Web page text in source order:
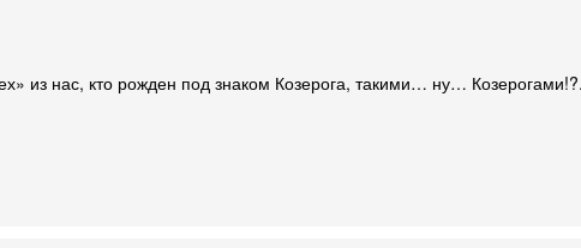
из нас, кто рожден под знаком Козерога, такими… ну…